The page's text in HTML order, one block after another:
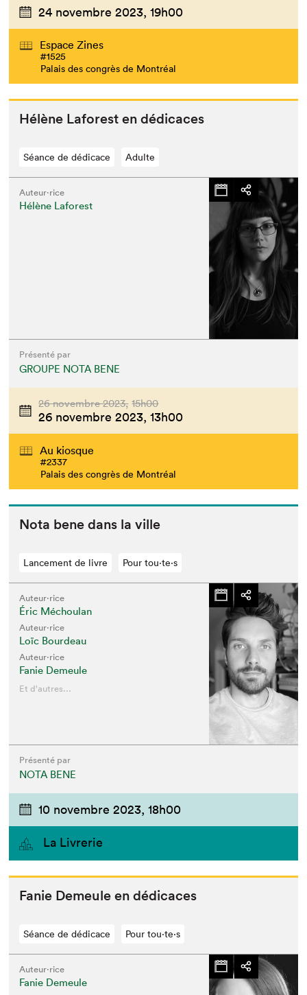
24 novembre 2023, 19h00
Espace Zines
#1525
Palais des congrès de Montréal
Hélène Lafor­est en dédicaces
Séance de dédicace Adulte
Auteur·rice
Hélène Laforest
Présenté par
GROUPE NOTA BENE
26 novembre 2023, 15h00
26 novembre 2023, 13h00
Au kiosque
#2337
Palais des congrès de Montréal
Nota bene dans la ville
Lancement de livre Pour tou⋅te⋅s
Auteur·rice
Éric Méchoulan
Auteur·rice
Loïc Bourdeau
Auteur·rice
Fanie Demeule
Et d'autres...
Présenté par
NOTA BENE
10 novembre 2023, 18h00
La Livrerie
Fanie Demeule en dédicaces
Séance de dédicace Pour tou⋅te⋅s
Auteur·rice
Fanie Demeule